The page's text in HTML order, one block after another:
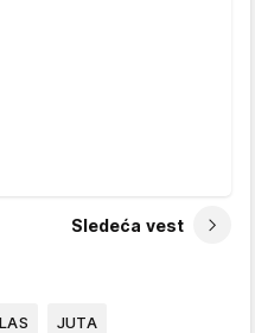
Sledeća vest
JUTA